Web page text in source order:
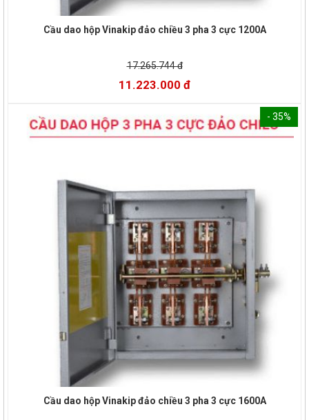
Cầu dao hộp Vinakip đảo chiều 3 pha 3 cực 1200A
17.265.744 đ
11.223.000 đ
- 35%
Cầu dao hộp Vinakip đảo chiều 3 pha 3 cực 1600A